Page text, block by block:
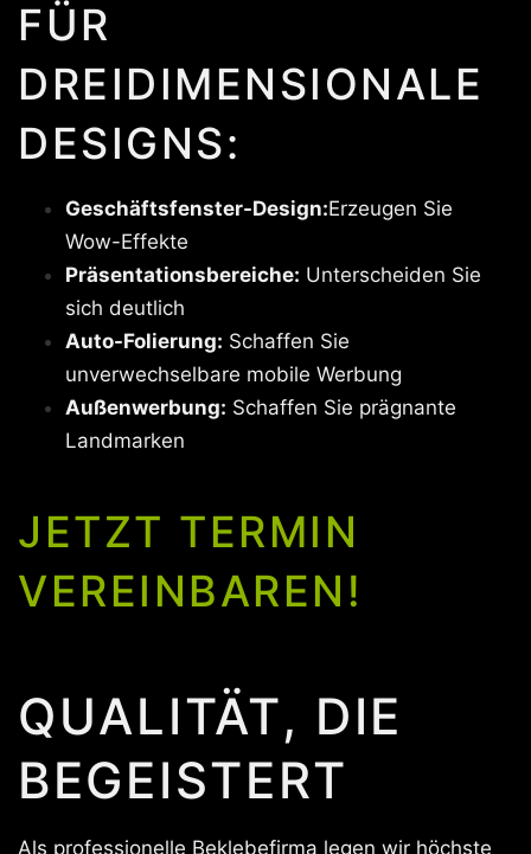
FÜR
DREIDIMENSIONALE
DESIGNS:
Geschäftsfenster-Design:Erzeugen Sie
Wow-Effekte
Präsentationsbereiche: Unterscheiden Sie
sich deutlich
Auto-Folierung: Schaffen Sie
unverwechselbare mobile Werbung
Außenwerbung: Schaffen Sie prägnante
Landmarken
JETZT TERMIN
VEREINBAREN!
QUALITÄT, DIE
BEGEISTERT
Als professionelle Beklebefirma legen wir höchste